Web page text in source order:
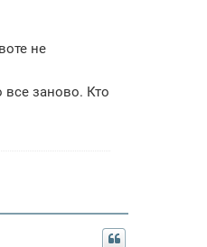
не
все заново. Кто